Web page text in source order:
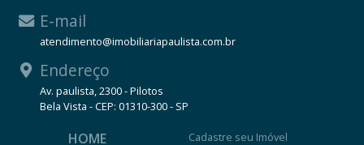
E-mail
atendimento@imobiliariapaulista.com.br
Endereço
Av. paulista, 2300 - Pilotos
Bela Vista - CEP: 01310-300 - SP
HOME Cadastre seu Imóvel